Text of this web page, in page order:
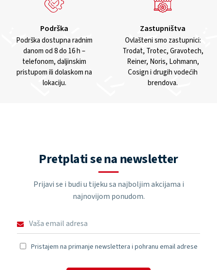
Podrška
Podrška dostupna radnim
danom od 8 do 16 h –
telefonom, daljinskim
pristupom ili dolaskom na
lokaciju.
Zastupništva
Ovlašteni smo zastupnici:
Trodat, Trotec, Gravotech,
Reiner, Noris, Lohmann,
Cosign i drugih vodećih
brendova.
Pretplati se na newsletter
Prijavi se i budi u tijeku sa najboljim akcijama i
najnovijom ponudom.
Pristajem na primanje newslettera i pohranu email adrese